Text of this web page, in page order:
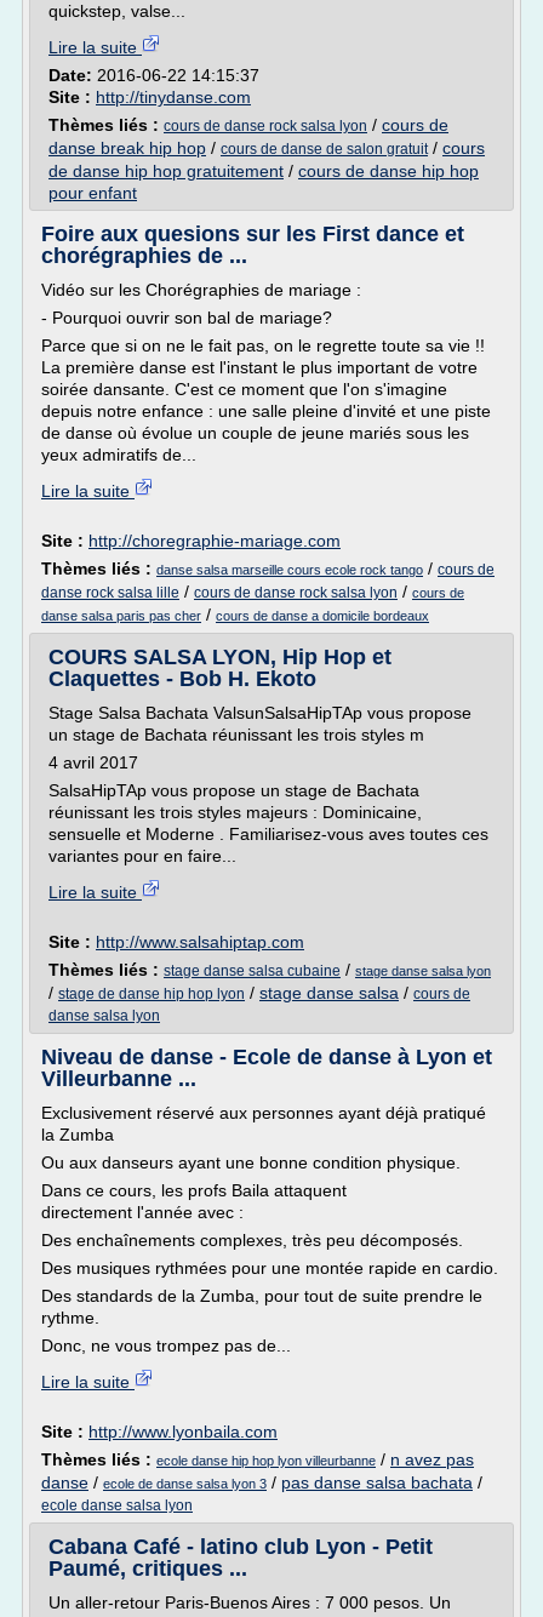
quickstep, valse...
Lire la suite
Date: 2016-06-22 14:15:37
Site : http://tinydanse.com
Thèmes liés : cours de danse rock salsa lyon / cours de
danse break hip hop / cours de danse de salon gratuit/ cours
de danse hip hop gratuitement / cours de danse hip hop
pour enfant
Foire aux quesions sur les First dance et
chorégraphies de ...
Vidéo sur les Chorégraphies de mariage :
- Pourquoi ouvrir son bal de mariage?
Parce que si on ne le fait pas, on le regrette toute sa vie !!
La première danse est l'instant le plus important de votre
soirée dansante. C'est ce moment que l'on s'imagine
depuis notre enfance : une salle pleine d'invité et une piste
de danse où évolue un couple de jeune mariés sous les
yeux admiratifs de...
Lire la suite
Site : http://choregraphie-mariage.com
Thèmes liés : danse salsa marseille cours ecole rock tango / cours de
danse rock salsa lille / cours de danse rock salsa lyon / cours de
danse salsa paris pas cher / cours de danse a domicile bordeaux
COURS SALSA LYON, Hip Hop et
Claquettes - Bob H. Ekoto
Stage Salsa Bachata ValsunSalsaHipTAp vous propose
un stage de Bachata réunissant les trois styles m
4 avril 2017
SalsaHipTAp vous propose un stage de Bachata
réunissant les trois styles majeurs : Dominicaine,
sensuelle et Moderne . Familiarisez-vous aves toutes ces
variantes pour en faire...
Lire la suite
Site : http://www.salsahiptap.com
Thèmes liés : stage danse salsa cubaine / stage danse salsa lyon
/ stage de danse hip hop lyon / stage danse salsa / cours de
danse salsa lyon
Niveau de danse - Ecole de danse à Lyon et
Villeurbanne ...
Exclusivement réservé aux personnes ayant déjà pratiqué
la Zumba
Ou aux danseurs ayant une bonne condition physique.
Dans ce cours, les profs Baila attaquent
directement l'année avec :
Des enchaînements complexes, très peu décomposés.
Des musiques rythmées pour une montée rapide en cardio.
Des standards de la Zumba, pour tout de suite prendre le
rythme.
Donc, ne vous trompez pas de...
Lire la suite
Site : http://www.lyonbaila.com
Thèmes liés : ecole danse hip hop lyon villeurbanne / n avez pas
danse / ecole de danse salsa lyon 3 / pas danse salsa bachata /
ecole danse salsa lyon
Cabana Café - latino club Lyon - Petit
Paumé, critiques ...
Un aller-retour Paris-Buenos Aires : 7 000 pesos. Un